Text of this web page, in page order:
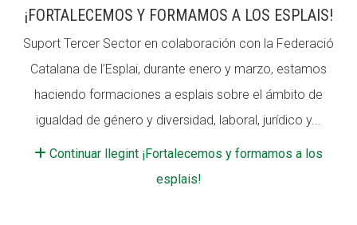
¡FORTALECEMOS Y FORMAMOS A LOS ESPLAIS!
Suport Tercer Sector en colaboración con la Federació
Catalana de l’Esplai, durante enero y marzo, estamos
haciendo formaciones a esplais sobre el ámbito de
igualdad de género y diversidad, laboral, jurídico y...
Continuar llegint ¡Fortalecemos y formamos a los
esplais!